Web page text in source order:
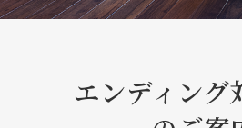
エンディング